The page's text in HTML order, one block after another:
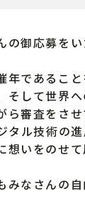
御応募を
であるこ
そして世界
審査をさせ
ル技術の
想いをのせ
なさんの